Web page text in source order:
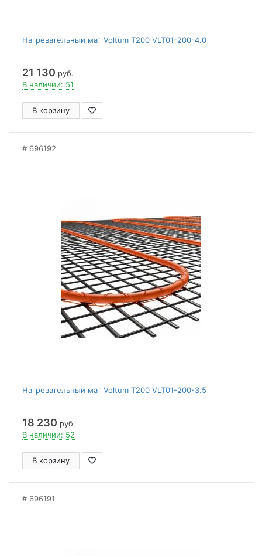
Нагревательный мат Voltum Т200 VLT01-200-4.0
21 130 руб.
В наличии: 51
В корзину
696192
Нагревательный мат Voltum Т200 VLT01-200-3.5
18 230 руб.
В наличии: 52
В корзину
696191